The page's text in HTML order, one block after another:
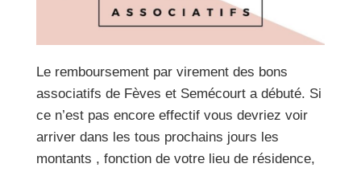
Le remboursement par virement des bons
associatifs de Fèves et Semécourt a débuté. Si
ce n’est pas encore effectif vous devriez voir
arriver dans les tous prochains jours les
montants , fonction de votre lieu de résidence,